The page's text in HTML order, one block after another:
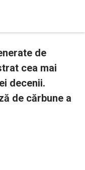
de
cea mai
decenii.
de cărbune a